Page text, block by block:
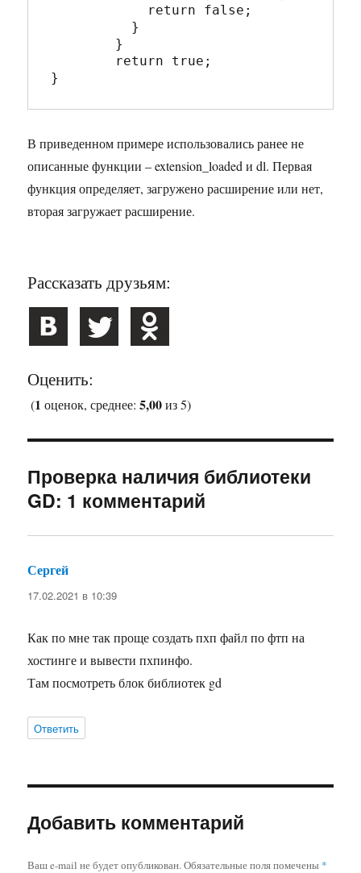
В приведенном примере использовались ранее не
описанные функции – extension_loaded и dl. Первая
функция определяет, загружено расширение или нет,
вторая загружает расширение.
Рассказать друзьям:
Оценить:
(1 оценок, среднее:5,00из 5)
Проверка наличия библиотеки
GD: 1 комментарий
Сергей
17.02.2021 в 10:39
Как по мне так проще создать пхп файл по фтп на
хостинге и вывести пхпинфо.
Там посмотреть блок библиотек gd
Ответить
Добавить комментарий
Ваш e-mail не будет опубликован.Обязательные поля помечены *